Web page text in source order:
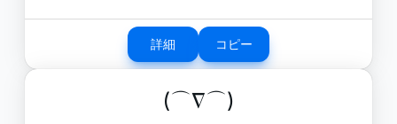
詳細 コピー
(⌒∇⌒)